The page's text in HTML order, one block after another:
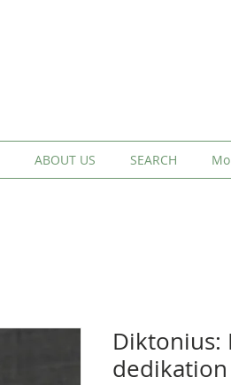
ABOUT US SEARCH
Diktonius: